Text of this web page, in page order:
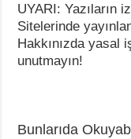
UYARI: Yazıların
Sitelerinde
Hakkınızda yasal
unutmayın!
Bunlarıda